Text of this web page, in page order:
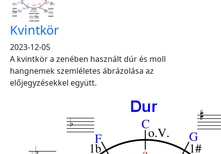
Kvintkör
2023-12-05
A kvintkör a zenében használt dúr és moll
hangnemek szemléletes ábrázolása az
előjegyzésekkel együtt.